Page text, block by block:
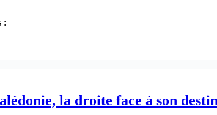
:
la droite face à son